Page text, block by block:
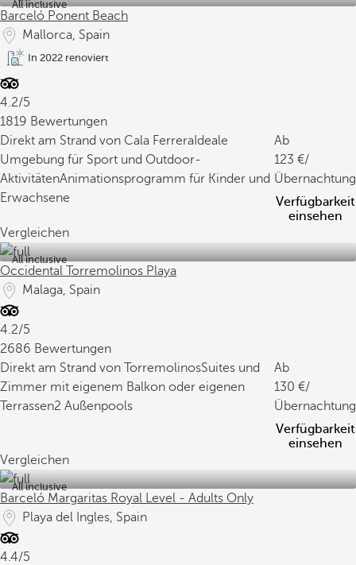
All inclusive
Barceló Ponent Beach
Mallorca, Spain
In 2022 renoviert
4.2/5
1819 Bewertungen
Direkt am Strand von Cala Ferrera Ideale
Umgebung für Sport und Outdoor-
AktivitätenAnimationsprogramm für Kinder und
Erwachsene
Ab
123
/
Übernachtung
Verfügbarkeit
einsehen
Vergleichen
All inclusive
Occidental Torremolinos Playa
Malaga, Spain
4.2/5
2686 Bewertungen
Direkt am Strand von TorremolinosSuites und
Zimmer mit eigenem Balkon oder eigenen
Terrassen2 Außenpools
Ab
130
/
Übernachtung
Verfügbarkeit
einsehen
Vergleichen
All inclusive
Barceló Margaritas Royal Level - Adults Only
Playa del Ingles, Spain
4.4/5